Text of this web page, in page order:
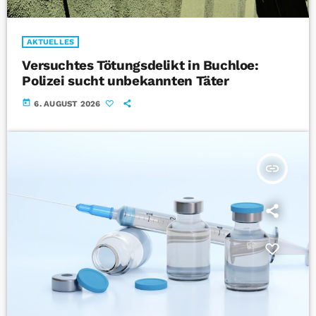
AKTUELLES
Versuchtes Tötungsdelikt in Buchloe:
Polizei sucht unbekannten Täter
today 6. AUGUST 2026
insert_link